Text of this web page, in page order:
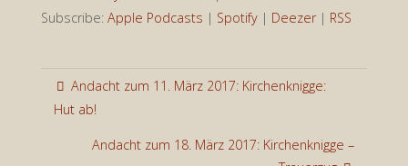
Subscribe: Apple Podcasts | Spotify| Deezer| RSS
Andacht zum 11. März 2017: Kirchenknigge:
Hut ab!
Andacht zum 18. März 2017: Kirchenknigge –